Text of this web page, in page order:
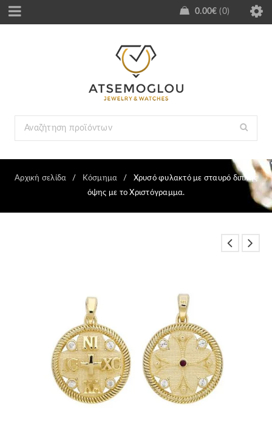
0.00€ 0
Αρχική σελίδα / Κόσμημα /
Χρυσό φυλακτό με σταυρό διπλής
όψης με το Χριστόγραμμα.